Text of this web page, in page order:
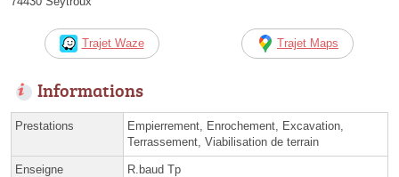
Trajet Waze Trajet Maps
Informations
Prestations
Empierrement, Enrochement, Excavation,
Terrassement, Viabilisation de terrain
Enseigne R.baud Tp